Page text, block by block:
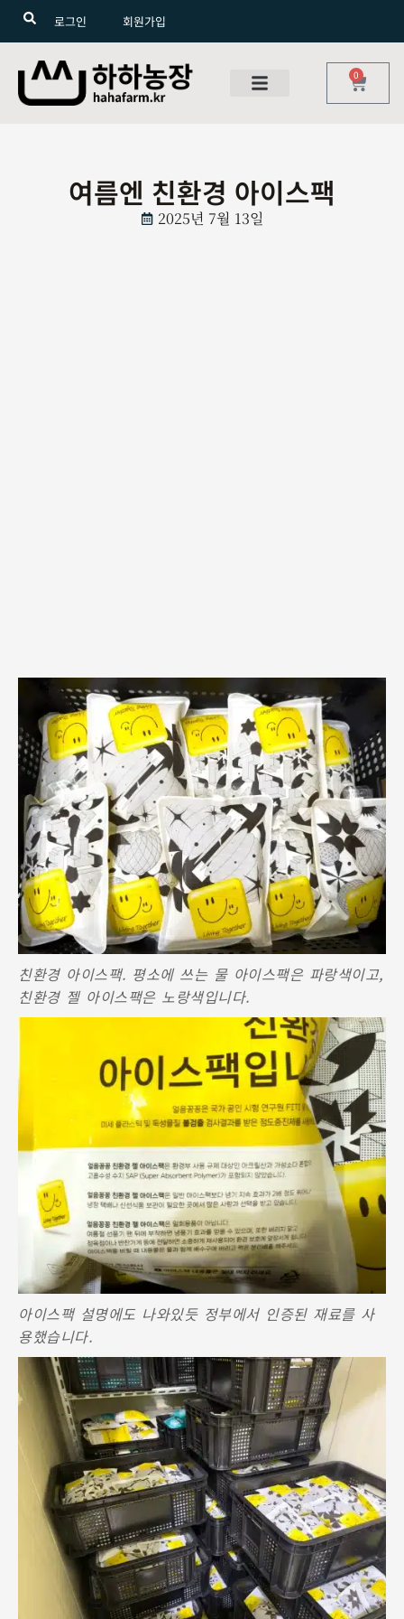
로그인 회원가입
0
여름엔 친환경 아이스팩
2025년 7월 13일
친환경 아이스팩. 평소에 쓰는 물 아이스팩은 파랑색이고,
친환경 젤 아이스팩은 노랑색입니다.
아이스팩 설명에도 나와있듯 정부에서 인증된 재료를 사
용했습니다.